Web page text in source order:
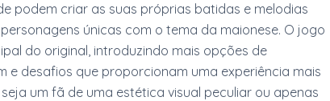
podem criar as suas próprias batidas e melodias
únicas com o tema da maionese. O jogo
do original, introduzindo mais opções de
e desafios que proporcionam uma experiência mais
um fã de uma estética visual peculiar ou apenas